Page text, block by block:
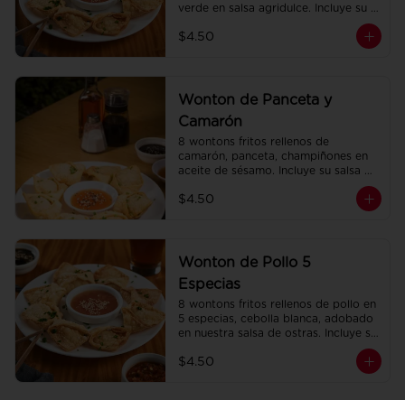
verde en salsa agridulce. Incluye su
$4.50
Wonton de Panceta y
Camarón
8 wontons fritos rellenos de
camarón, panceta, champiñones en
aceite de sésamo. Incluye su salsa
$4.50
Wonton de Pollo 5
Especias
8 wontons fritos rellenos de pollo en
5 especias, cebolla blanca, adobado
en nuestra salsa de ostras. Incluye su
$4.50